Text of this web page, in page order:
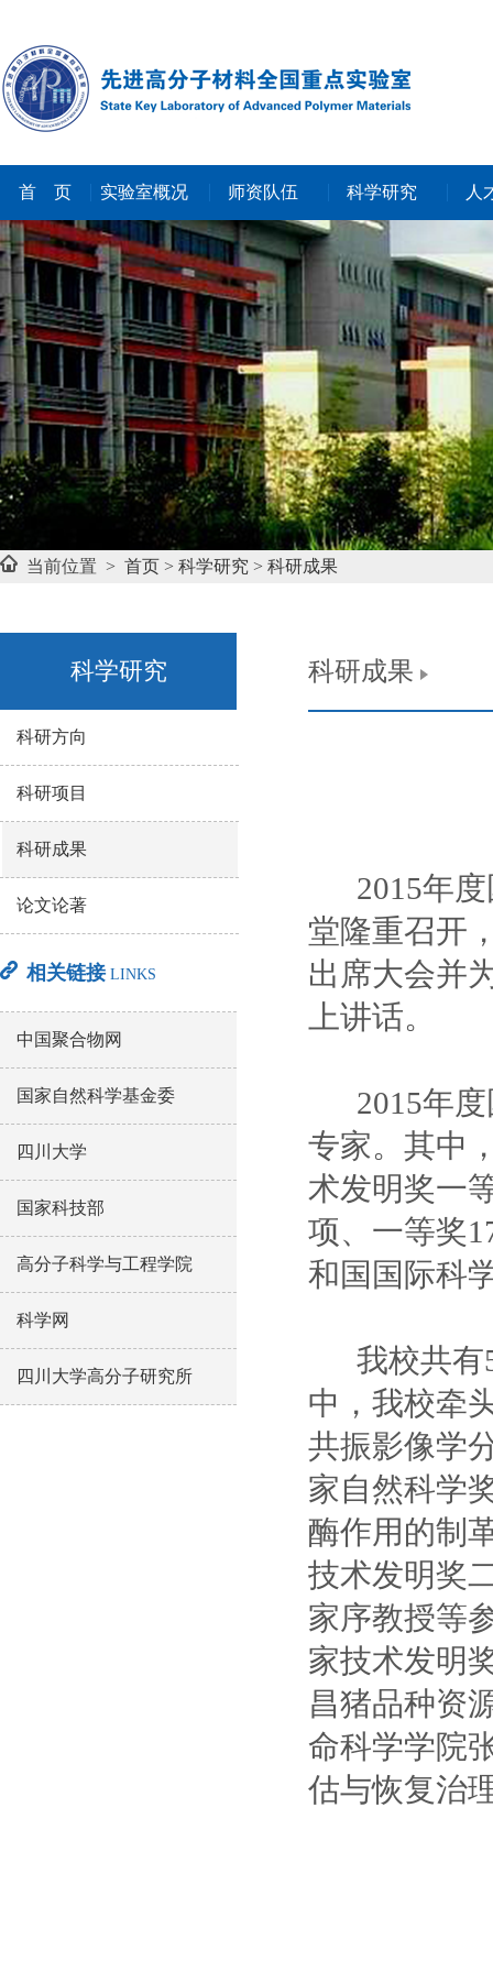
首 页 实验室概况 师资队伍 科学研究 人
当前位置 > 首页 > 科学研究 > 科研成果
科学研究
科研方向
科研项目
科研成果
论文论著
相关链接LINKS
中国聚合物网
国家自然科学基金委
四川大学
国家科技部
高分子科学与工程学院
科学网
四川大学高分子研究所
科研成果
2015年
堂隆重召开
出席大会并
上讲话。
2015年
专家。其中
术发明奖一
项、一等奖
和国国际科
我校共有
中，我校牵
共振影像学
家自然科学
酶作用的制
技术发明奖
家序教授等
家技术发明
昌猪品种资
命科学学院
估与恢复治